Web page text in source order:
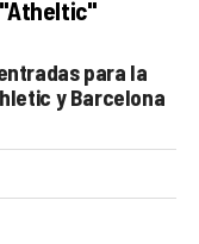
para la
y Barcelona